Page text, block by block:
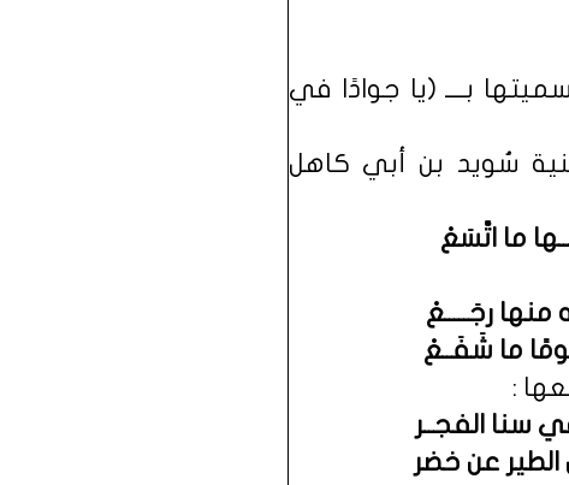
بــــ (يا جوادًا في
سُويد بن أبي كاهل
ما اتَّسَعْ
منها رجَـــــعْ
يومًا ما شَفَــعْ
في سنا الفجــر
الطير عن خضر